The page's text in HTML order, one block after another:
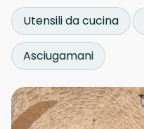
Utensili da cucina
Asciugamani